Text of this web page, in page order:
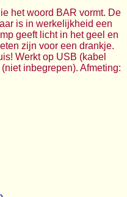
het woord BAR vormt. De
is in werkelijkheid een
geeft licht in het geel en
zijn voor een drankje.
Werkt op USB (kabel
inbegrepen). Afmeting: